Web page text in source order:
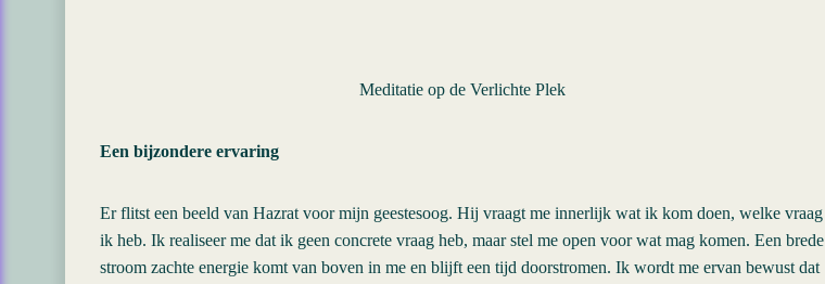
Meditatie op de Verlichte Plek
Een bijzondere ervaring
Er flitst een beeld van Hazrat voor mijn geestesoog. Hij vraagt me innerlijk wat ik kom doen, welke vraag
ik heb. Ik realiseer me dat ik geen concrete vraag heb, maar stel me open voor wat mag komen. Een brede
stroom zachte energie komt van boven in me en blijft een tijd doorstromen. Ik wordt me ervan bewust dat